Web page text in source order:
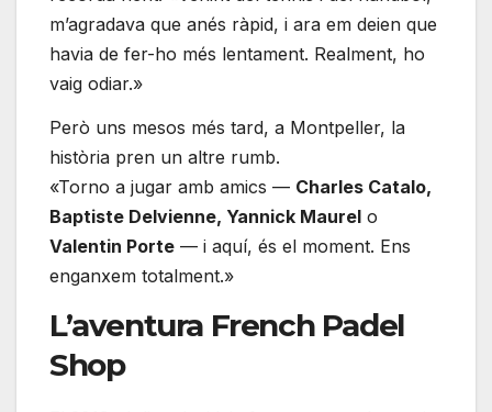
m’agradava que anés ràpid, i ara em deien que
havia de fer-ho més lentament. Realment, ho
vaig odiar.»
Però uns mesos més tard, a Montpeller, la
història pren un altre rumb.
«Torno a jugar amb amics — Charles Catalo,
Baptiste Delvienne, Yannick Maurel o
Valentin Porte — i aquí, és el moment. Ens
enganxem totalment.»
L’aventura French Padel
Shop